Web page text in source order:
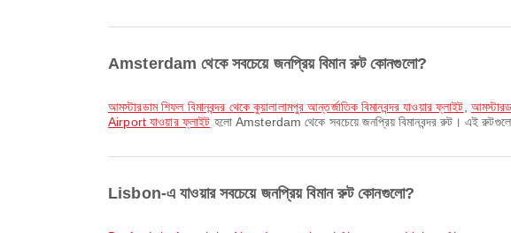
Amsterdam থেকে সবচেয়ে জনপ্রিয় বিমান রুট কোনগুলো?
আমস্টারডাম শিফল বিমানবন্দর থেকে কুয়ালালামপুর আন্তর্জাতিক বিমানবন্দর যাওয়ার ফ্লাইট
Airport যাওয়ার ফ্লাইট হলো Amsterdam থেকে সবচেয়ে জনপ্রিয় বিমানবন্দর রুট। এই
Lisbon-এ যাওয়ার সবচেয়ে জনপ্রিয় বিমান রুট কোনগুলো?